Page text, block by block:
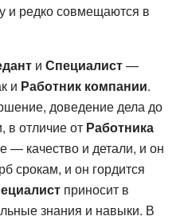
и редко совмещаются в
и Специалист—
и Работник компании.
доведение дела до
в отличие от Работника
— качество и детали, и он
срокам, и он гордится
приносит в
знания и навыки. В